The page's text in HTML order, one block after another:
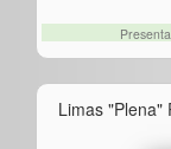
Limas "plena"